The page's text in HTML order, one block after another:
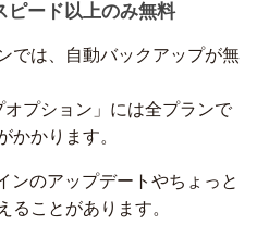
ピード以上のみ無料
では、自動バックアップが無
プション」には全プランで
かかります。
ンのアップデートやちょっと
ることがあります。